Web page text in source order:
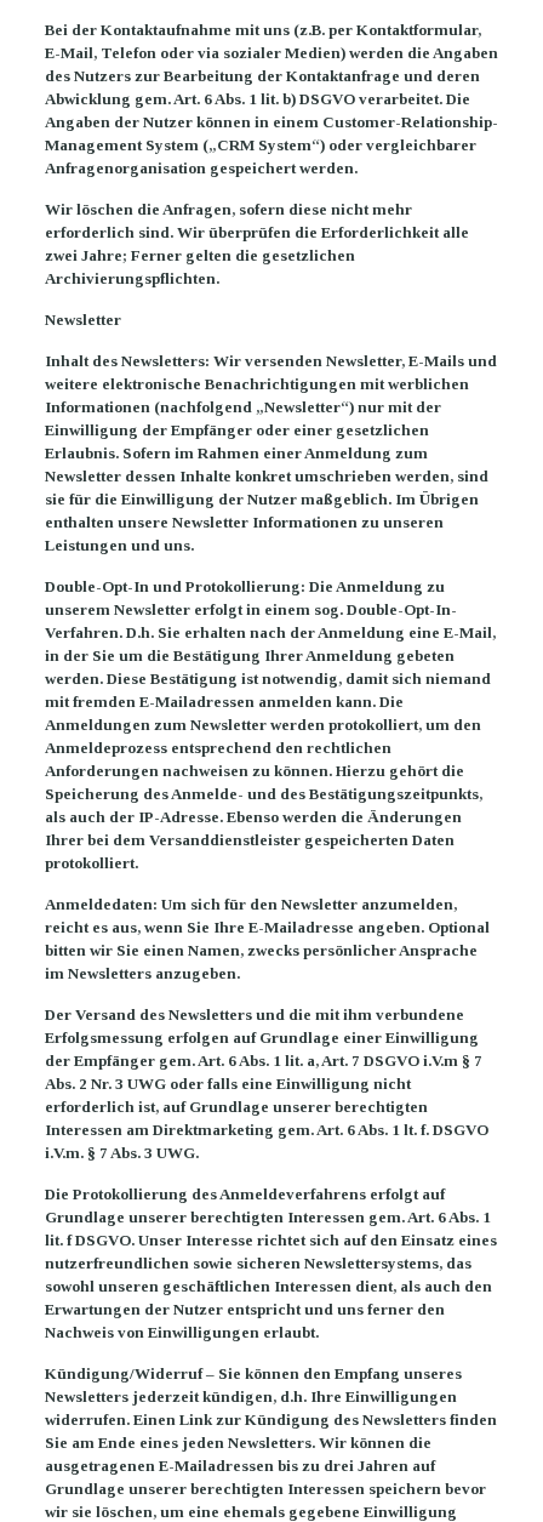
Bei der Kontaktaufnahme mit uns (z.B. per Kontaktformular,
E-Mail, Telefon oder via sozialer Medien) werden die Angaben
des Nutzers zur Bearbeitung der Kontaktanfrage und deren
Abwicklung gem. Art. 6 Abs. 1 lit. b) DSGVO verarbeitet. Die
Angaben der Nutzer können in einem Customer-Relationship-
Management System („CRM System“) oder vergleichbarer
Anfragenorganisation gespeichert werden.
Wir löschen die Anfragen, sofern diese nicht mehr
erforderlich sind. Wir überprüfen die Erforderlichkeit alle
zwei Jahre; Ferner gelten die gesetzlichen
Archivierungspflichten.
Newsletter
Inhalt des Newsletters: Wir versenden Newsletter, E-Mails und
weitere elektronische Benachrichtigungen mit werblichen
Informationen (nachfolgend „Newsletter“) nur mit der
Einwilligung der Empfänger oder einer gesetzlichen
Erlaubnis. Sofern im Rahmen einer Anmeldung zum
Newsletter dessen Inhalte konkret umschrieben werden, sind
sie für die Einwilligung der Nutzer maßgeblich. Im Übrigen
enthalten unsere Newsletter Informationen zu unseren
Leistungen und uns.
Double-Opt-In und Protokollierung: Die Anmeldung zu
unserem Newsletter erfolgt in einem sog. Double-Opt-In-
Verfahren. D.h. Sie erhalten nach der Anmeldung eine E-Mail,
in der Sie um die Bestätigung Ihrer Anmeldung gebeten
werden. Diese Bestätigung ist notwendig, damit sich niemand
mit fremden E-Mailadressen anmelden kann. Die
Anmeldungen zum Newsletter werden protokolliert, um den
Anmeldeprozess entsprechend den rechtlichen
Anforderungen nachweisen zu können. Hierzu gehört die
Speicherung des Anmelde- und des Bestätigungszeitpunkts,
als auch der IP-Adresse. Ebenso werden die Änderungen
Ihrer bei dem Versanddienstleister gespeicherten Daten
protokolliert.
Anmeldedaten: Um sich für den Newsletter anzumelden,
reicht es aus, wenn Sie Ihre E-Mailadresse angeben. Optional
bitten wir Sie einen Namen, zwecks persönlicher Ansprache
im Newsletters anzugeben.
Der Versand des Newsletters und die mit ihm verbundene
Erfolgsmessung erfolgen auf Grundlage einer Einwilligung
der Empfänger gem. Art. 6 Abs. 1 lit. a, Art. 7 DSGVO i.V.m § 7
Abs. 2 Nr. 3 UWG oder falls eine Einwilligung nicht
erforderlich ist, auf Grundlage unserer berechtigten
Interessen am Direktmarketing gem. Art. 6 Abs. 1 lt. f. DSGVO
i.V.m. § 7 Abs. 3 UWG.
Die Protokollierung des Anmeldeverfahrens erfolgt auf
Grundlage unserer berechtigten Interessen gem. Art. 6 Abs. 1
lit. f DSGVO. Unser Interesse richtet sich auf den Einsatz eines
nutzerfreundlichen sowie sicheren Newslettersystems, das
sowohl unseren geschäftlichen Interessen dient, als auch den
Erwartungen der Nutzer entspricht und uns ferner den
Nachweis von Einwilligungen erlaubt.
Kündigung/Widerruf – Sie können den Empfang unseres
Newsletters jederzeit kündigen, d.h. Ihre Einwilligungen
widerrufen. Einen Link zur Kündigung des Newsletters finden
Sie am Ende eines jeden Newsletters. Wir können die
ausgetragenen E-Mailadressen bis zu drei Jahren auf
Grundlage unserer berechtigten Interessen speichern bevor
wir sie löschen, um eine ehemals gegebene Einwilligung